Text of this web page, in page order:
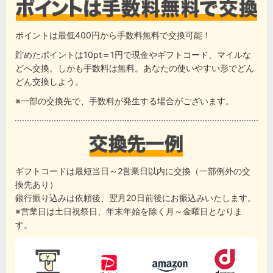
ポイントは最低400円から手数料無料で交換可能！
貯めたポイントは10pt＝1円で現金やギフトコード、マイルな
どへ交換。しかも手数料は無料。あなたの使いやすい形でどん
どん交換しよう。
※一部の交換先で、手数料が発生する場合がございます。
ギフトコードは最短当日～2営業日以内に交換（一部例外の交
換先あり）
銀行振り込みは依頼後、翌月20日前後にお振込みいたします。
※営業日は土日祝祭日、年末年始を除く月～金曜日となりま
す。